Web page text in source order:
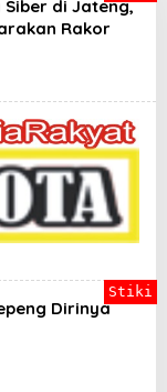
di Jateng,
Rakor
Dirinya
Stiki